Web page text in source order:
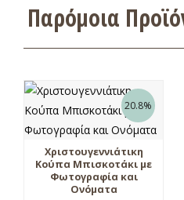
Παρόμοια
20.8%
Χριστουγεννιάτικη
Κούπα Μπισκοτάκι με
Φωτογραφία και
Ονόματα